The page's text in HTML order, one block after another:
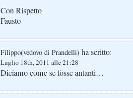
Con Rispetto
Fausto
Filippo(vedovo di Prandelli) ha scritto:
Luglio 18th, 2011 alle 21:28
Diciamo come se fosse antanti…